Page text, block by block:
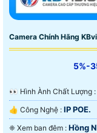
Camera Chính Hãng
5%-
️👀 Hình Ành Chất Lượng :
👍 Công Nghệ : IP POE.
❈ Xem ban đêm : Hồng